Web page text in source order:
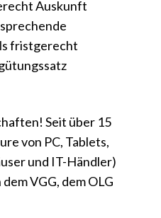
Auskunft
fristgerecht
Seit über 15
von PC, Tablets,
und IT-Händler)
VGG, dem OLG